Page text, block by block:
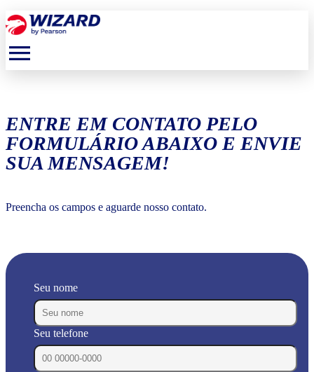
menu
ENTRE EM CONTATO PELO
FORMULÁRIO ABAIXO E ENVIE
SUA MENSAGEM!
Preencha os campos e aguarde nosso contato.
Seu nome
Seu telefone